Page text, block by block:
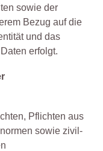
sowie der
Bezug auf die
und das
erfolgt.
Pflichten aus
sowie zivil-